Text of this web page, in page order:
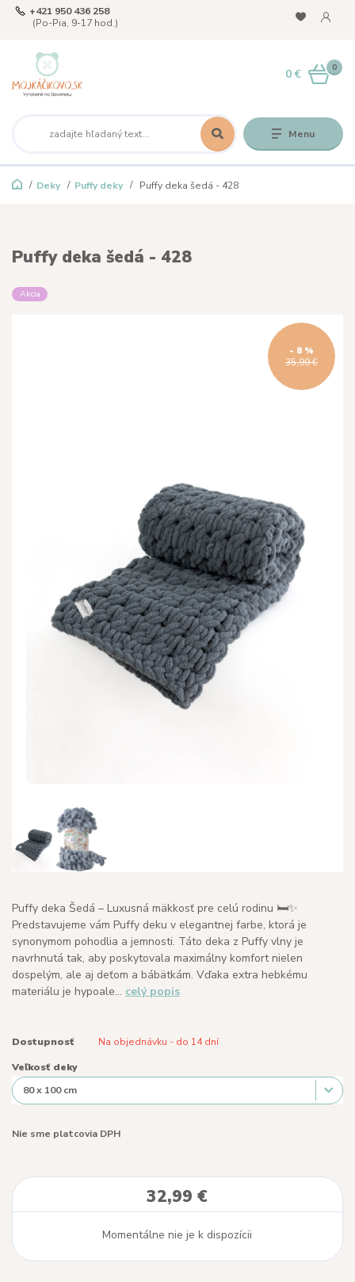
Menu
+421 950 436 258
(Po-Pia, 9-17 hod.)
0
0 €
Deky Puffy deky Puffy deka šedá - 428
Puffy deka šedá - 428
Akcia
35,99 €
- 8 %
Puffy deka Šedá – Luxusná mäkkosť pre celú rodinu 🛏️✨
Predstavujeme vám Puffy deku v elegantnej farbe, ktorá je
synonymom pohodlia a jemnosti. Táto deka z Puffy vlny je
navrhnutá tak, aby poskytovala maximálny komfort nielen
dospelým, ale aj deťom a bábätkám. Vďaka extra hebkému
materiálu je hypoale... celý popis
Dostupnosť Na objednávku - do 14 dní
Veľkosť deky
Nie sme platcovia DPH
32,99 €
Momentálne nie je k dispozícii